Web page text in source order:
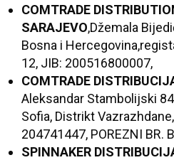
COMTRADE
SARAJEVO,Džemala
Bosna i
12, JIB: 200516800007,
COMTRADE
Aleksandar Stambolijski
Sofia, Distrikt
204741447, POREZNI BR.
SPINNAKER